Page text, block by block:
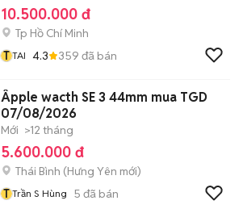
10.500.000 đ
Tp Hồ Chí Minh
T TAI 4.3 359 đã bán
Âpple wacth SE 3 44mm mua TGD
07/08/2026
Mới >12 tháng
5.600.000 đ
Thái Bình (Hưng Yên mới)
T Trần S Hùng 5 đã bán